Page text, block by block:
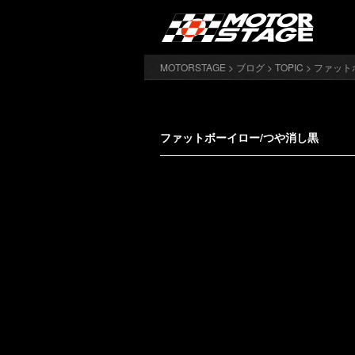
MOTORSTAGE > ブログ > TOPIC > ファッ
ファットボーイロー/つや消し黒